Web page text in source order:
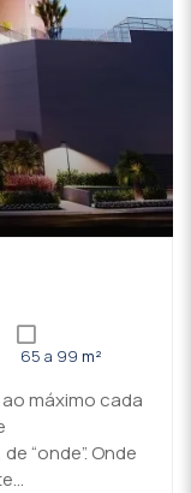
65 a 99 m²
ao máximo cada
“onde”. Onde